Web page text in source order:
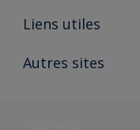
A propos de Sikkens
Liens utiles
Ouvrir un magasin PASS
Autres sites